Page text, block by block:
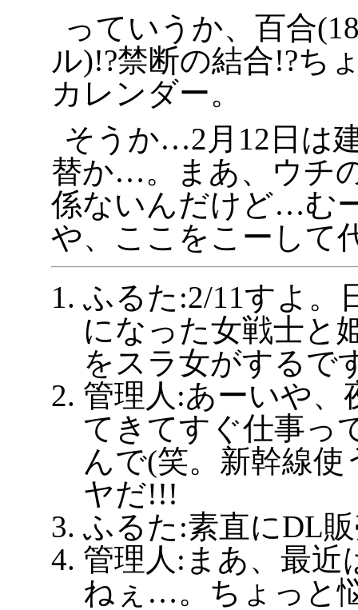
っていうか、百合
ル)!?禁断の結合!?ち
カレンダー。
そうか…2月12日は
替か…。まあ、ウチ
係ないんだけど…む
や、ここをこーして
ふるた:2/11すよ。
になった女戦士と
をスラ女がするで
管理人:あーいや、
てきてすぐ仕事っ
んで(笑。新幹線
ヤだ!!!
ふるた:素直にDL
管理人:まあ、最近
ねぇ…。ちょっと